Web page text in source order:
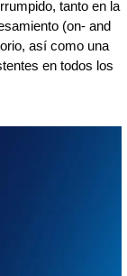
tanto en la
(on- and
así como una
en todos los